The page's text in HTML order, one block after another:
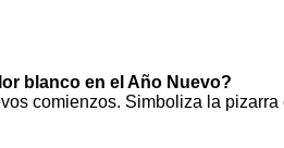
blanco en el Año Nuevo?
comienzos. Simboliza la